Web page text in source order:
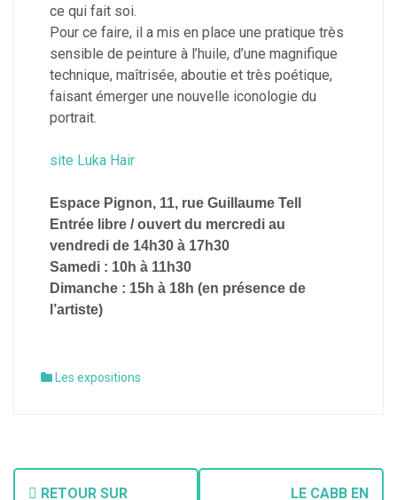
ce qui fait soi.
Pour ce faire, il a mis en place une pratique très
sensible de peinture à l’huile, d’une magnifique
technique, maîtrisée, aboutie et très poétique,
faisant émerger une nouvelle iconologie du
portrait.
site Luka Hair
Espace Pignon, 11, rue Guillaume Tell
Entrée libre / ouvert du mercredi au
vendredi de 14h30 à 17h30
Samedi : 10h à 11h30
Dimanche : 15h à 18h (en présence de
l’artiste)
Les expositions
RETOUR SUR LE CABB EN